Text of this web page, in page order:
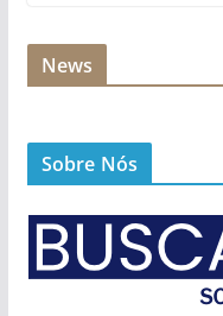
News
Sobre Nós